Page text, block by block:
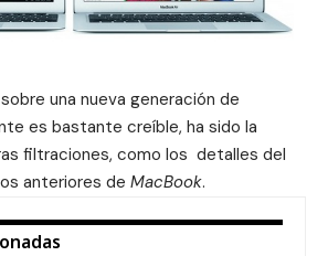
una nueva generación de
es bastante creíble, ha sido la
filtraciones, como los detalles del
anteriores de MacBook.